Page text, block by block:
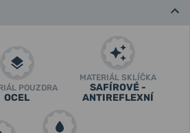
POUZDRA
OCEL
MATERIÁL SKLÍČKA
SAFÍROVÉ -
ANTIREFLEXNÍ